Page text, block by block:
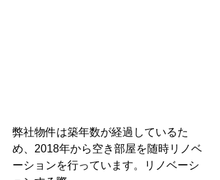
弊社物件は築年数が経過しているた
め、2018年から空き部屋を随時リノベ
ーションを行っています。リノベーシ